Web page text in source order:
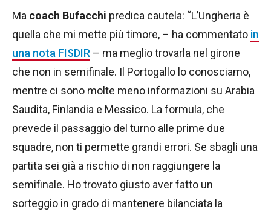
Ma coach Bufacchi predica cautela: “L’Ungheria è
quella che mi mette più timore, – ha commentato in
una nota FISDIR – ma meglio trovarla nel girone
che non in semifinale. Il Portogallo lo conosciamo,
mentre ci sono molte meno informazioni su Arabia
Saudita, Finlandia e Messico. La formula, che
prevede il passaggio del turno alle prime due
squadre, non ti permette grandi errori. Se sbagli una
partita sei già a rischio di non raggiungere la
semifinale. Ho trovato giusto aver fatto un
sorteggio in grado di mantenere bilanciata la